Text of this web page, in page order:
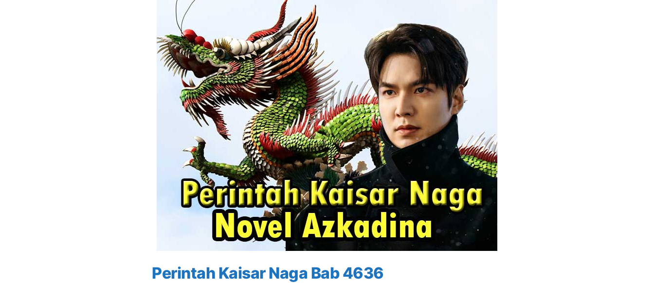
Perintah Kaisar Naga Bab 4636